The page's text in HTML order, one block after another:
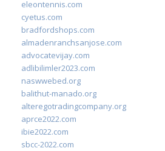
eleontennis.com
cyetus.com
bradfordshops.com
almadenranchsanjose.com
advocatevijay.com
adlibilimler2023.com
naswwebed.org
balithut-manado.org
alteregotradingcompany.org
aprce2022.com
ibie2022.com
sbcc-2022.com